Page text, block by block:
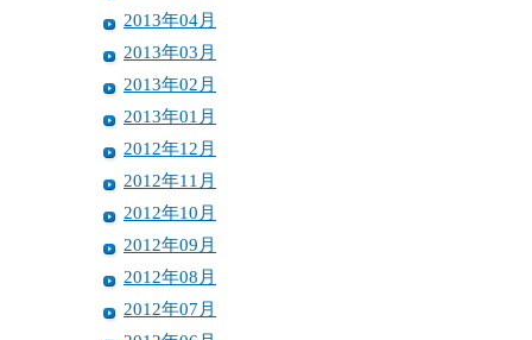
2013年04月
2013年03月
2013年02月
2013年01月
2012年12月
2012年11月
2012年10月
2012年09月
2012年08月
2012年07月